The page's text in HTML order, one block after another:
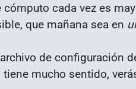
cada vez es
que mañana sea en
de configuración
mucho sentido,